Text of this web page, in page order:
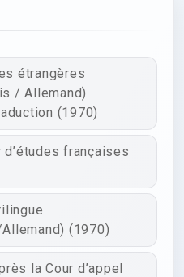
étrangères
/ Allemand)
(1970)
françaises
(1970)
la Cour d’appel